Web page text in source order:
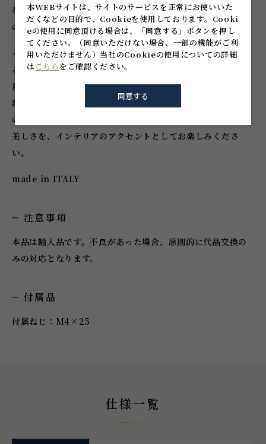
花の蕾を思わせる、曲線の美しい渦巻形。職人による1点ずつ
のハンドメイド品。
イタリア北東、水の都の名を冠し、繊細優美な装飾で知られ
るヴェネチアン・ガラス。13世紀頃からムラノ島を中心に発
展し、ムラノガラスとも呼ばれ、卓越した製法技術は、数世
紀にわたって名工たちとともに門外不出とされました。欧州
のガラス工芸を牽引した、歴史とクラフツマンシップ息づく
美しさを、インテリアのアクセントとしてお楽しみくださ
い。
made in ITALY
注意事項
本品は輸入品です。不良があった場合、原則的に代品交換の
みの対応となります。
付属品
付属ねじ：M4×25
仕様一覧
本WEBサイトは、サイトのサービスを正常にお使いいた
だくなどの目的で、Cookieを使用しております。 Cooki
eの使用に同意頂ける場合は、「同意する」ボタンを押し
てください。
（同意いただけない場合、一部の機能がご利
用いただけません） 当社のCookieの使用についての詳細
は こちら をご確認ください。
同意する